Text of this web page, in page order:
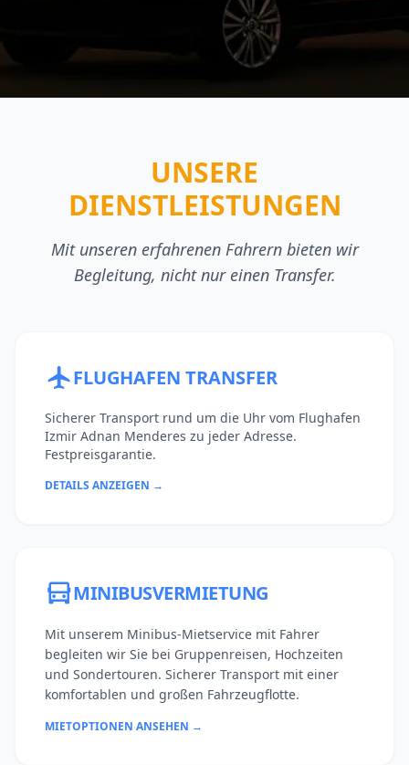
UNSERE
DIENSTLEISTUNGEN
Mit unseren erfahrenen Fahrern bieten wir
Begleitung, nicht nur einen Transfer.
FLUGHAFEN TRANSFER
Sicherer Transport rund um die Uhr vom Flughafen
Izmir Adnan Menderes zu jeder Adresse.
Festpreisgarantie.
DETAILS ANZEIGEN →
MINIBUSVERMIETUNG
Mit unserem Minibus-Mietservice mit Fahrer
begleiten wir Sie bei Gruppenreisen, Hochzeiten
und Sondertouren. Sicherer Transport mit einer
komfortablen und großen Fahrzeugflotte.
MIETOPTIONEN ANSEHEN →